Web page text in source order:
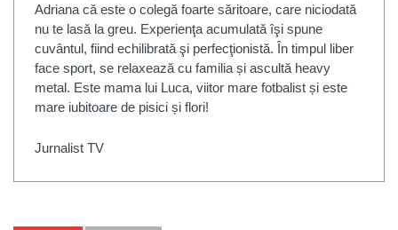
Adriana că este o colegă foarte săritoare, care niciodată
nu te lasă la greu. Experienţa acumulată îşi spune
cuvântul, fiind echilibrată şi perfecţionistă. În timpul liber
face sport, se relaxează cu familia și ascultă heavy
metal. Este mama lui Luca, viitor mare fotbalist și este
mare iubitoare de pisici și flori!
Jurnalist TV